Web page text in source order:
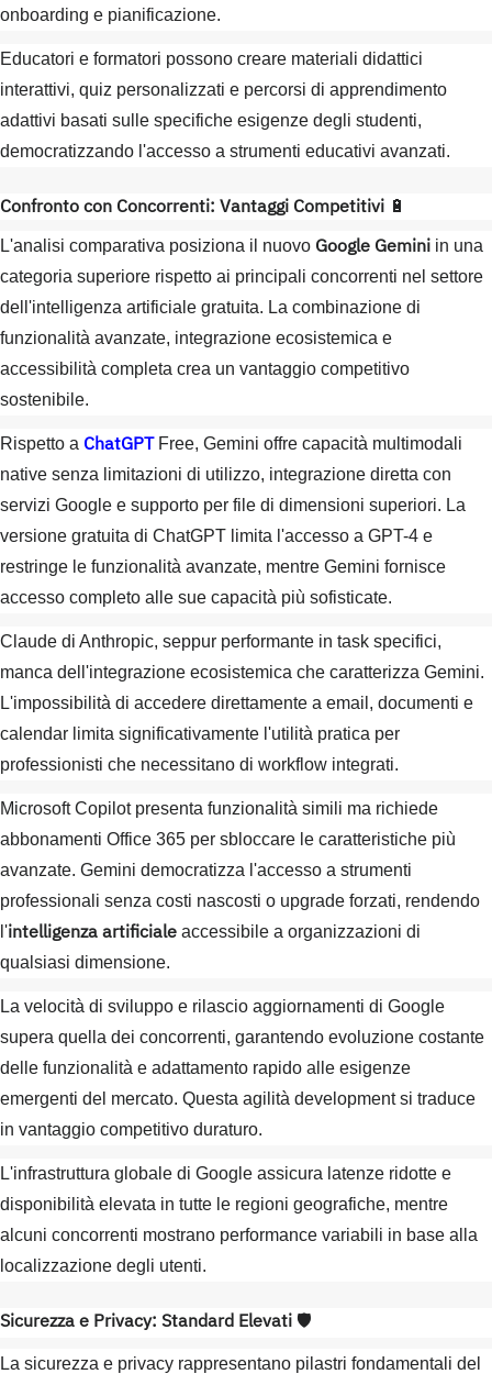
onboarding e pianificazione.
Educatori e formatori possono creare materiali didattici
interattivi, quiz personalizzati e percorsi di apprendimento
adattivi basati sulle specifiche esigenze degli studenti,
democratizzando l'accesso a strumenti educativi avanzati.
Confronto con Concorrenti: Vantaggi Competitivi 🔋
L'analisi comparativa posiziona il nuovo Google Gemini in una
categoria superiore rispetto ai principali concorrenti nel settore
dell'intelligenza artificiale gratuita. La combinazione di
funzionalità avanzate, integrazione ecosistemica e
accessibilità completa crea un vantaggio competitivo
sostenibile.
Rispetto a ChatGPTFree, Gemini offre capacità multimodali
native senza limitazioni di utilizzo, integrazione diretta con
servizi Google e supporto per file di dimensioni superiori. La
versione gratuita di ChatGPT limita l'accesso a GPT-4 e
restringe le funzionalità avanzate, mentre Gemini fornisce
accesso completo alle sue capacità più sofisticate.
Claude di Anthropic, seppur performante in task specifici,
manca dell'integrazione ecosistemica che caratterizza Gemini.
L'impossibilità di accedere direttamente a email, documenti e
calendar limita significativamente l'utilità pratica per
professionisti che necessitano di workflow integrati.
Microsoft Copilot presenta funzionalità simili ma richiede
abbonamenti Office 365 per sbloccare le caratteristiche più
avanzate. Gemini democratizza l'accesso a strumenti
professionali senza costi nascosti o upgrade forzati, rendendo
l'intelligenza artificiale accessibile a organizzazioni di
qualsiasi dimensione.
La velocità di sviluppo e rilascio aggiornamenti di Google
supera quella dei concorrenti, garantendo evoluzione costante
delle funzionalità e adattamento rapido alle esigenze
emergenti del mercato. Questa agilità development si traduce
in vantaggio competitivo duraturo.
L'infrastruttura globale di Google assicura latenze ridotte e
disponibilità elevata in tutte le regioni geografiche, mentre
alcuni concorrenti mostrano performance variabili in base alla
localizzazione degli utenti.
Sicurezza e Privacy: Standard Elevati 🛡️
La sicurezza e privacy rappresentano pilastri fondamentali del